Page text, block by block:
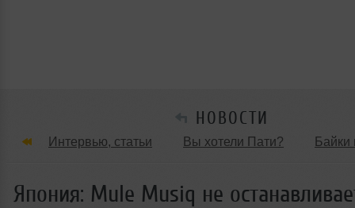
НОВОСТИ
Интервью, статьи Вы хотели Пати? Байки
Танцевальные стили
Япония: Mule Musiq не